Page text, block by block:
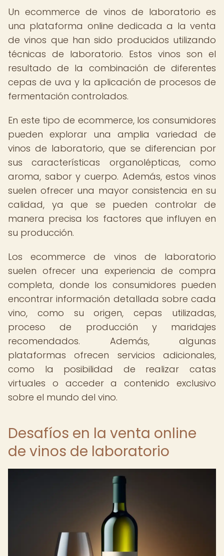
Un ecommerce de vinos de laboratorio es
una plataforma online dedicada a la venta
de vinos que han sido producidos utilizando
técnicas de laboratorio. Estos vinos son el
resultado de la combinación de diferentes
cepas de uva y la aplicación de procesos de
fermentación controlados.
En este tipo de ecommerce, los consumidores
pueden explorar una amplia variedad de
vinos de laboratorio, que se diferencian por
sus características organolépticas, como
aroma, sabor y cuerpo. Además, estos vinos
suelen ofrecer una mayor consistencia en su
calidad, ya que se pueden controlar de
manera precisa los factores que influyen en
su producción.
Los ecommerce de vinos de laboratorio
suelen ofrecer una experiencia de compra
completa, donde los consumidores pueden
encontrar información detallada sobre cada
vino, como su origen, cepas utilizadas,
proceso de producción y maridajes
recomendados. Además, algunas
plataformas ofrecen servicios adicionales,
como la posibilidad de realizar catas
virtuales o acceder a contenido exclusivo
sobre el mundo del vino.
Desafíos en la venta online
de vinos de laboratorio